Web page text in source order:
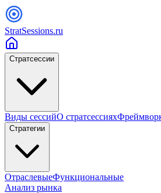
StratSessions.ru
Стратсессии
Виды сессийО стратсессиях
Стратегии
ОтраслевыеФункциональные
Анализ рынка